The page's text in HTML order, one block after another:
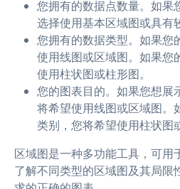
您拥有的数据点数量。如果
选择使用基本区域图或具有
您拥有的数据类型。如果您
使用线图或区域图。如果您
使用柱状图或柱形图。
您的图表目的。如果您想展
将希望使用线图或区域图。
类别，您将希望使用柱状图
区域图是一种多功能工具，可用
了解不同类型的区域图及其局限